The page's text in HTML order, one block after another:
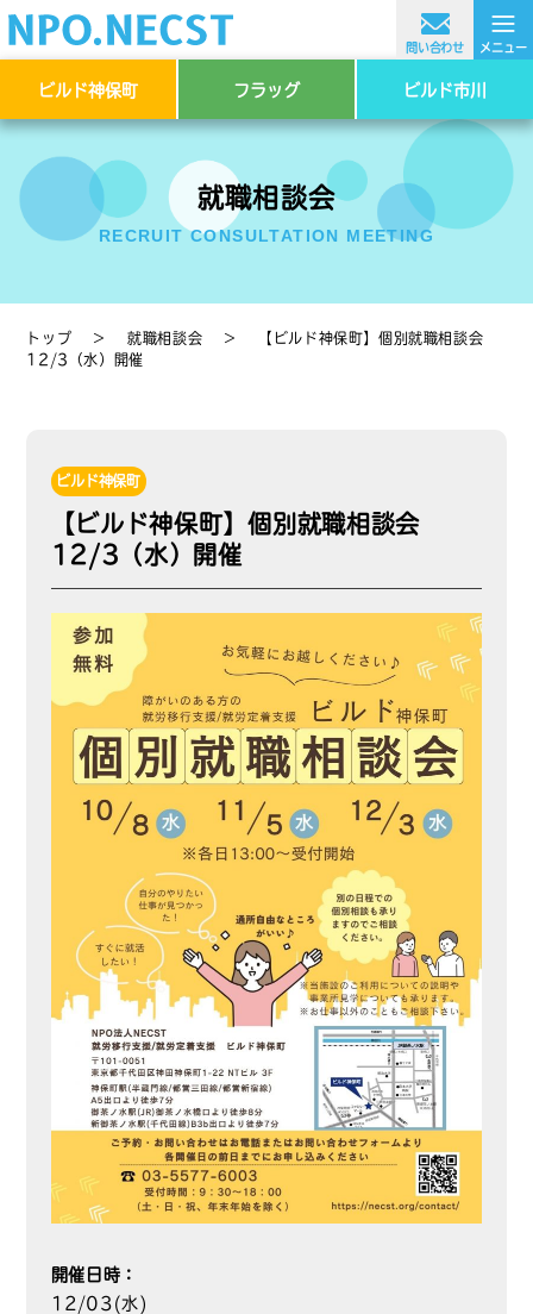
≡
メニュー
問い合わせ
ビルド神保町 フラッグ ビルド市川
就職相談会
RECRUIT CONSULTATION MEETING
トップ ＞就職相談会 ＞
【ビルド神保町】個別就職相談会
12/3（水）開催
ビルド神保町
【ビルド神保町】個別就職相談会
12/3（水）開催
開催日時：
12/03(水)